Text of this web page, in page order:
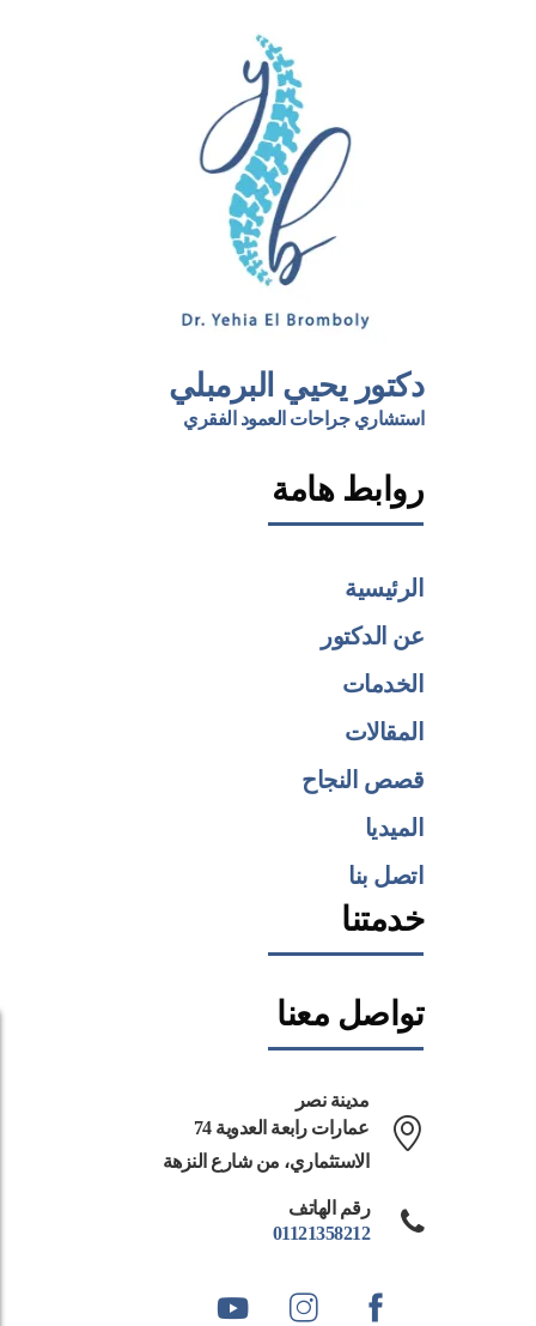
دكتور يحيي البرمبلي
استشاري جراحات العمود الفقري
روابط هامة
الرئيسية
عن الدكتور
الخدمات
المقالات
قصص النجاح
الميديا
اتصل بنا
خدمتنا
تواصل معنا
مدينة نصر
74 عمارات رابعة العدوية
الاستثماري، من شارع النزهة
رقم الهاتف
01121358212